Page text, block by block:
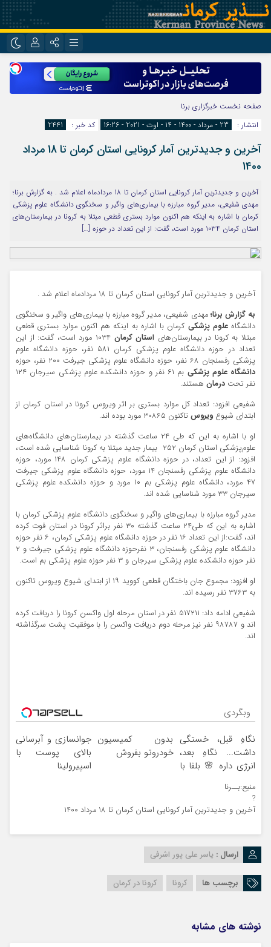
اینستاگرام
تلگرام
روبیکا
نام کاربری یا نشانی ایمیل
رمز عبور
مرا به خاطر بسپار
صفحه نخست خبرگزاری برنا
انتشار :
23 - مرداد - 1400 - 14 - اوت - 2021 - 16:26 کد خبر : 2441
آخرین و جدیدترین آمار کرونایی استان کرمان تا 18 مرداد
1400
آخرین و جدیدترین آمار کرونایی استان کرمان تا 18 مردادماه اعلام شد . به گزارش برنا؛
مهدی شفیعی، مدیر گروه مبارزه با بیماری‌های واگیر و سخنگوی دانشگاه علوم پزشکی
کرمان با اشاره به اینکه هم اکنون موارد بستری قطعی مبتلا به کرونا در بیمارستان‌های
استان کرمان ۱۰۳۴ مورد است، گفت: از این تعداد در حوزه […]
آخرین و جدیدترین آمار کرونایی استان کرمان تا 18 مردادماه اعلام شد .
به گزارش برنا؛ مهدی شفیعی، مدیر گروه مبارزه با بیماری‌های واگیر و سخنگوی
دانشگاهعلوم پزشکی کرمان با اشاره به اینکه هم اکنون موارد بستری قطعی
مبتلا به کرونا در بیمارستان‌های استان کرمان
۱۰۳۴ مورد است، گفت: از این
تعداد در حوزه دانشگاه علوم پزشکی کرمان ۵۸۱ نفر، حوزه دانشگاه علوم
پزشکی رفسنجان ۶۸ نفر، حوزه دانشگاه علوم پزشکی جیرفت ۲۰۰ نفر، حوزه
دانشگاه علوم پزشکی
بم ۶۱ نفر و حوزه دانشکده علوم پزشکی سیرجان ۱۲۴
نفر تحت درمان هستند.
شفیعی افزود: تعداد کل موارد بستری بر اثر ویروس کرونا در استان کرمان از
ابتدای شیوع ویروس تاکنون ۳۰۸۶۵ مورد بوده اند.
او با اشاره به این که طی ۲۴ ساعت گذشته در بیمارستان‌های دانشگاه‌های
علوم‌پزشکی استان کرمان ۲۵۲ بیمار جدید مبتلا به کرونا شناسایی شده است،
افزود: از این تعداد، در حوزه دانشگاه علوم پزشکی کرمان ۱۴۸ مورد، حوزه
دانشگاه علوم پزشکی رفسنجان ۱۴ مورد، حوزه دانشگاه علوم پزشکی جیرفت
۴۷ مورد، دانشگاه علوم پزشکی بم ۱۰ مورد و حوزه دانشکده علوم پزشکی
سیرجان ۳۳ مورد شناسایی شده اند.
مدیر گروه مبارزه با بیماری‌های واگیر و سخنگوی دانشگاه علوم پزشکی کرمان با
اشاره به این که طی۲۴ ساعت گذشته ۳۰ نفر براثر کرونا در استان فوت کرده
اند، گفت:از این تعداد ۱۶ نفر در حوزه دانشگاه علوم پزشکی کرمان، ۶ نفر حوزه
دانشگاه علوم پزشکی رفسنجان، ۳ نفرحوزه دانشگاه علوم پزشکی جیرفت و ۲
نفر حوزه دانشکده علوم پزشکی سیرجان و ۳ نفر حوزه علوم پزشکی بم است.
او افزود: مجموع جان باختگان قطعی کووید ۱۹ از ابتدای شیوع ویروس تاکنون
به ۳۷۶۳ نفر رسیده اند.
شفیعی ادامه داد: ۵۱۷۲۱۱ نفر در استان مرحله اول واکسن کرونا را دریافت کرده
اند و ۹۸۷۸۷ نفر نیز مرحله دوم دریافت واکسن را با موفقیت پشت سرگذاشته
اند.
وبگردی
نگاهِ قبل، خستگی
داشت... نگاهِ بعد،
انرژی داره 🌸 بلفا با
بدون کمیسیون
خودروتو بفروش
جوانسازی و آبرسانی
بالای پوست با
اسپیرولینا
منبع:بــرنا
?
آخرین و جدیدترین آمار کرونایی استان کرمان تا 18 مرداد 1400
ارسال : یاسر علی پور اشرفی
برچسب ها کرونا کرونا در کرمان
نوشته های مشابه